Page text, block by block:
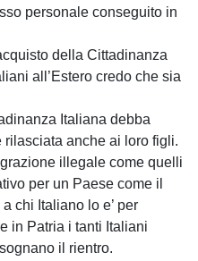
personale conseguito in
della Cittadinanza
all’Estero credo che sia
Italiana debba
anche ai loro figli.
illegale come quelli
per un Paese come il
chi Italiano lo e’ per
in Patria i tanti Italiani
il rientro.